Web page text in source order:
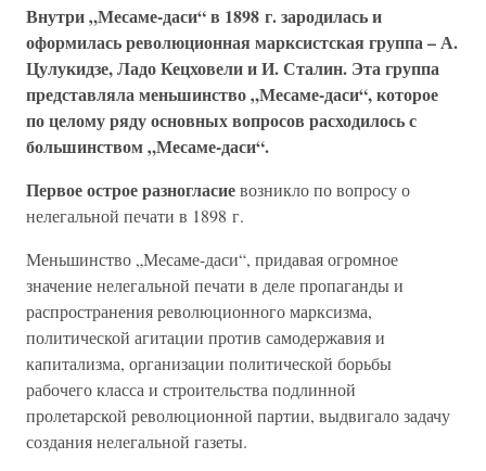
Внутри „Месаме-даси“ в 1898 г. зародилась и
оформилась революционная марксистская группа – А.
Цулукидзе, Ладо Кецховели и И. Сталин. Эта группа
представляла меньшинство „Месаме-даси“, которое
по целому ряду основных вопросов расходилось с
большинством „Месаме-даси“.
Первое острое разногласиевозникло по вопросу о
нелегальной печати в 1898 г.
Меньшинство „Месаме-даси“, придавая огромное
значение нелегальной печати в деле пропаганды и
распространения революционного марксизма,
политической агитации против самодержавия и
капитализма, организации политической борьбы
рабочего класса и строительства подлинной
пролетарской революционной партии, выдвигало задачу
создания нелегальной газеты.